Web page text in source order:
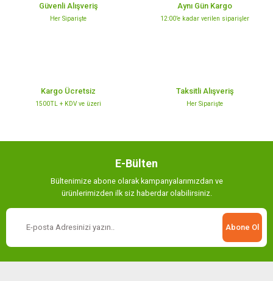
Ürün bilgilerinde hatalar bulunuyor.
Güvenli Alışveriş
Her Siparişte
Aynı Gün Kargo
12:00’e kadar verilen siparişler
Kargo Ücretsiz
1500TL + KDV ve üzeri
Taksitli Alışveriş
Her Siparişte
E-Bülten
Bültenimize abone olarak kampanyalarımızdan ve
ürünlerimizden ilk siz haberdar olabilirsiniz.
Abone Ol